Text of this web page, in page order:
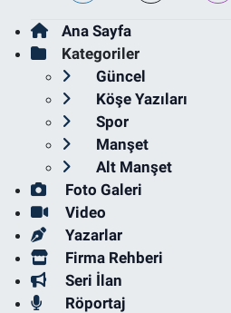
Ana Sayfa
Kategoriler
Güncel
Köşe Yazıları
Spor
Manşet
Alt Manşet
Foto Galeri
Video
Yazarlar
Firma Rehberi
Seri İlan
Röportaj